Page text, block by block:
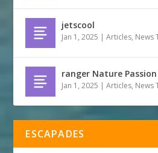
jetscool
Jan 1, 2025 |Articles, News
ranger Nature Passion
Jan 1, 2025 |Articles, News
ESCAPADES